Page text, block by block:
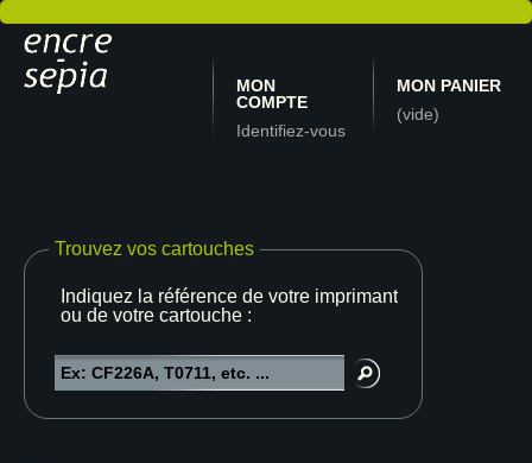
MON
COMPTE
Identifiez-vous
MON PANIER
(vide)
Trouvez vos cartouches
Indiquez la référence de votre imprimante
ou de votre cartouche :